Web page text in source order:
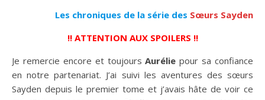
Les chroniques de la série des Sœurs Sayden
!! ATTENTION AUX SPOILERS !!
Je remercie encore et toujoursAurélie pour sa confiance
en notre partenariat. J’ai suivi les aventures des sœurs
Sayden depuis le premier tome et j’avais hâte de voir ce